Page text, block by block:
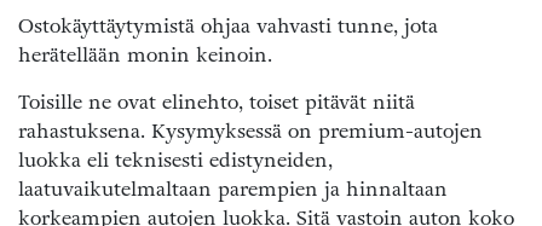
Ostokäyttäytymistä ohjaa vahvasti tunne, jota
herätellään monin keinoin.
Toisille ne ovat elinehto, toiset pitävät niitä
rahastuksena. Kysymyksessä on premium-autojen
luokka eli teknisesti edistyneiden,
laatuvaikutelmaltaan parempien ja hinnaltaan
korkeampien autojen luokka. Sitä vastoin auton koko